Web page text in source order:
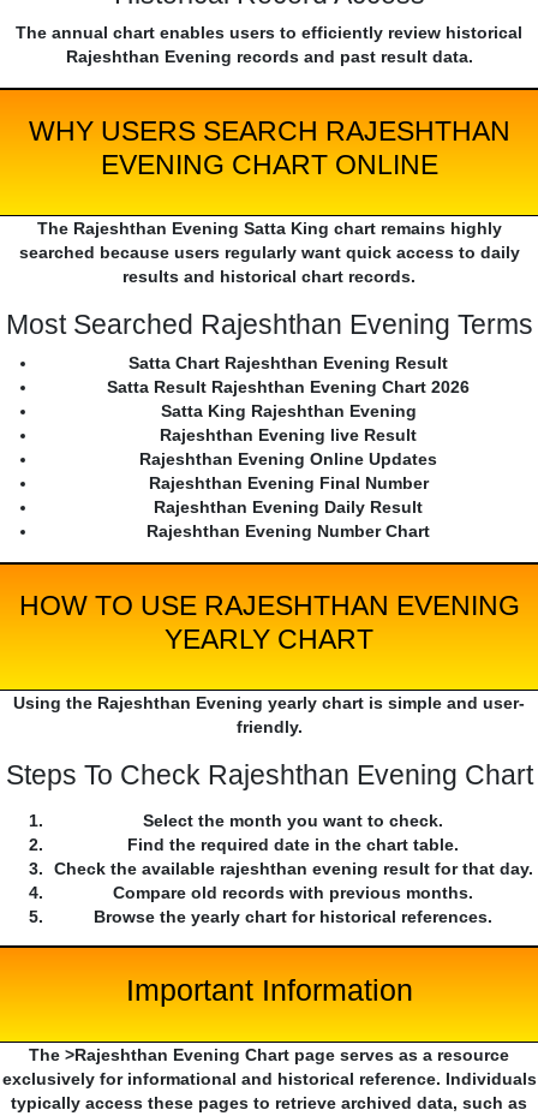
The annual chart enables users to efficiently review historical
Rajeshthan Evening records and past result data.
WHY USERS SEARCH RAJESHTHAN
EVENING CHART ONLINE
The Rajeshthan Evening Satta King chart remains highly
searched because users regularly want quick access to daily
results and historical chart records.
Most Searched Rajeshthan Evening Terms
Satta Chart Rajeshthan Evening Result
Satta Result Rajeshthan Evening Chart 2026
Satta King Rajeshthan Evening
Rajeshthan Evening live Result
Rajeshthan Evening Online Updates
Rajeshthan Evening Final Number
Rajeshthan Evening Daily Result
Rajeshthan Evening Number Chart
HOW TO USE RAJESHTHAN EVENING
YEARLY CHART
Using the Rajeshthan Evening yearly chart is simple and user-
friendly.
Steps To Check Rajeshthan Evening Chart
Select the month you want to check.
Find the required date in the chart table.
Check the available rajeshthan evening result for that day.
Compare old records with previous months.
Browse the yearly chart for historical references.
Important Information
The >Rajeshthan Evening Chart page serves as a resource
exclusively for informational and historical reference. Individuals
typically access these pages to retrieve archived data, such as